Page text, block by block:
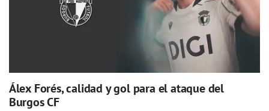
Álex Forés, calidad y gol para el ataque del
Burgos CF